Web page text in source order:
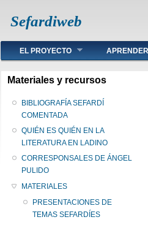
Sefardiweb
Main menu
EL PROYECTO
Materiales y recursos
BIBLIOGRAFÍA SEFARDÍ
COMENTADA
QUIÉN ES QUIÉN EN LA
LITERATURA EN LADINO
CORRESPONSALES DE ÁNGEL
PULIDO
MATERIALES
PRESENTACIONES DE
TEMAS SEFARDÍES